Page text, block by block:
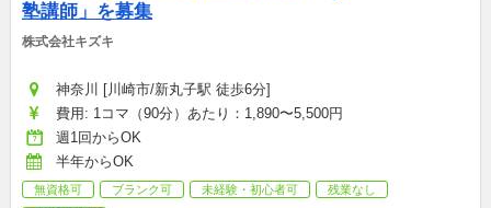
塾講師」を募集
株式会社キズキ
神奈川 [川崎市/新丸子駅 徒歩6分]
費用: 1コマ（90分）あたり：1,890〜5,500円
週1回からOK
半年からOK
無資格可 ブランク可 未経験・初心者可
残業なし